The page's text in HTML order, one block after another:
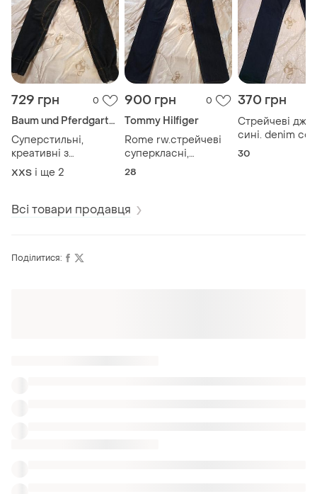
729 грн 0
Baum und Pferdgarten
Суперстильні,
креативні з
авангардним ухилом,
брендові джинси
XХS і ще 2
900 грн 0
Tommy Hilfiger
Rome rw.стрейчеві
суперкласні,
брендові
28
370 грн
Стрейчеві
сині. denim co.
w30/l32.
30
Всі товари продавця
Поділитися: